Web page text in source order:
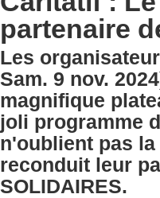
partenaire
Les
Sam. 9 nov.
magnifique
joli programme
n'oublient pas
reconduit leur
SOLIDAIRES.